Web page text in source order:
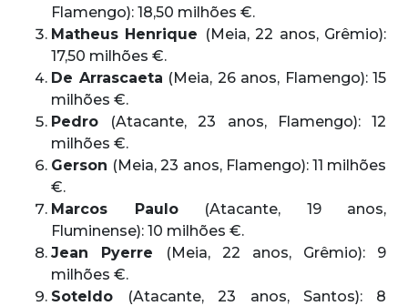
Flamengo): 18,50 milhões €.
Matheus Henrique (Meia, 22 anos, Grêmio):
17,50 milhões €.
De Arrascaeta (Meia, 26 anos, Flamengo): 15
milhões €.
Pedro (Atacante, 23 anos, Flamengo): 12
milhões €.
Gerson (Meia, 23 anos, Flamengo): 11 milhões
€.
Marcos Paulo(Atacante, 19 anos,
Fluminense): 10 milhões €.
Jean Pyerre
(Meia, 22 anos, Grêmio): 9
milhões €.
Soteldo (Atacante, 23 anos, Santos): 8